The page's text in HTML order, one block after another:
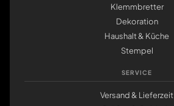
Klemmbretter
Dekoration
Haushalt & Küche
Stempel
SERVICE
Versand & Lieferzeit